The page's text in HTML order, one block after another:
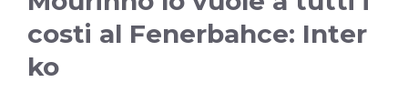
costi al Fenerbahce: Inter
ko